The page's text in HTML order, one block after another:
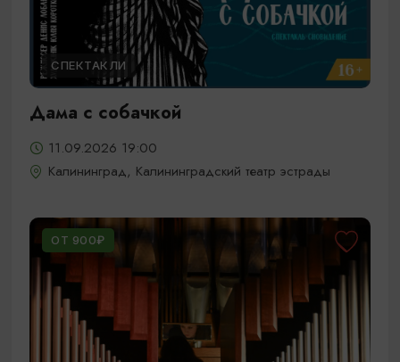
СПЕКТАКЛИ
Дама с собачкой
11.09.2026 19:00
Калининград, Калининградский театр эстрады
ОТ 900₽